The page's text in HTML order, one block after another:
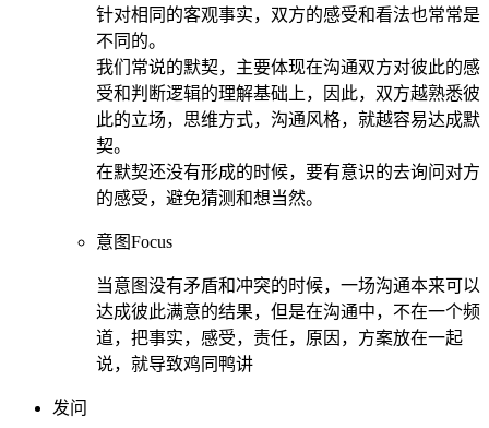
针对相同的客观事实，双方的感受和看法也常常是
不同的。
我们常说的默契，主要体现在沟通双方对彼此的感
受和判断逻辑的理解基础上，因此，双方越熟悉彼
此的立场，思维方式，沟通风格，就越容易达成默
契。
在默契还没有形成的时候，要有意识的去询问对方
的感受，避免猜测和想当然。
意图Focus
当意图没有矛盾和冲突的时候，一场沟通本来可以
达成彼此满意的结果，但是在沟通中，不在一个频
道，把事实，感受，责任，原因，方案放在一起
说，就导致鸡同鸭讲
发问